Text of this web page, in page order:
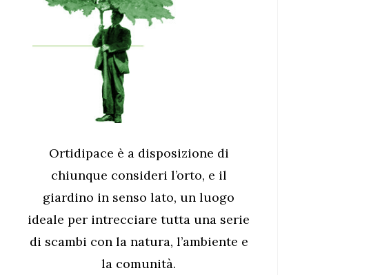
Ortidipace è a disposizione di
chiunque consideri l’orto, e il
giardino in senso lato, un luogo
ideale per intrecciare tutta una serie
di scambi con la natura, l’ambiente e
la comunità.